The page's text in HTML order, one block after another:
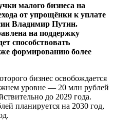
малого бизнеса на
от упрощёнки к уплате
Владимир Путин.
на поддержку
способствовать
формированию более
бизнес освобождается
уровне — 20 млн рублей
до 2029 года.
планируется на 2030 год,